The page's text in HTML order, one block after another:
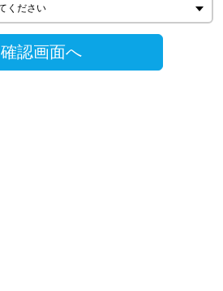
確認画面へ